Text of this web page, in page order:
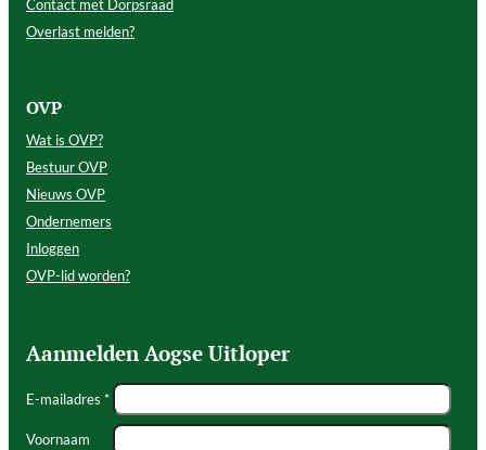
Contact met Dorpsraad
Overlast melden?
OVP
Wat is OVP?
Bestuur OVP
Nieuws OVP
Ondernemers
Inloggen
OVP-lid worden?
Aanmelden Aogse Uitloper
E-mailadres *
Voornaam